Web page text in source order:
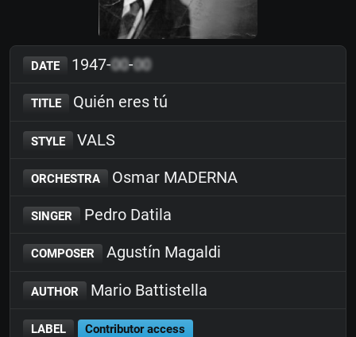
DATE 1947-00-00
TITLE Quién eres tú
STYLE VALS
ORCHESTRA Osmar MADERNA
SINGER Pedro Datila
COMPOSER Agustín Magaldi
AUTHOR Mario Battistella
LABEL Contributor access